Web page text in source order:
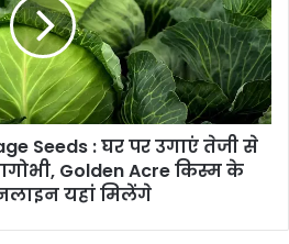
Seeds : घर पर उगाएं तेजी से
Golden Acre किस्म के
यहां मिलेंगे